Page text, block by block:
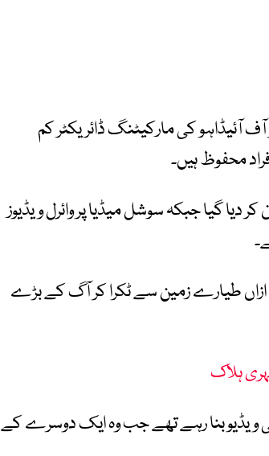
آئیڈاہو کی مارکیٹنگ ڈائریکٹر کم
محفوظ ہیں۔
دیا گیا جبکہ سوشل میڈیا پر وائرل ویڈیوز
طیارے زمین سے ٹکرا کر آگ کے بڑے
ہلاک
ویڈیو بنا رہے تھے جب وہ ایک دوسرے کے